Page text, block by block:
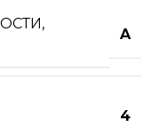
A
4